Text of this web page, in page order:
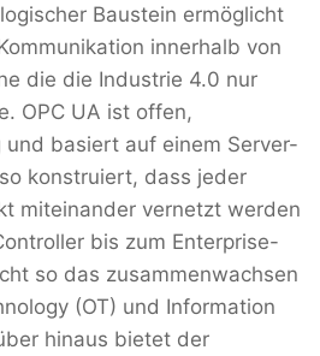
Baustein ermöglicht
innerhalb von
die die Industrie 4.0 nur
OPC UA ist offen,
basiert auf einem Server-
konstruiert, dass jeder
miteinander vernetzt werden
bis zum Enterprise-
so das zusammenwachsen
(OT) und Information
hinaus bietet der